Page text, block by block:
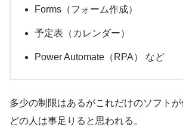
Forms（フォーム作成）
予定表（カレンダー）
Power Automate（RPA） など
多少の制限はあるがこれだけのソフト
どの人は事足りると思われる。